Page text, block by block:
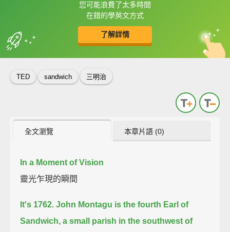
您可能浪費了太多時間
在錯的學英文方式
了解詳情
框選或點兩下字幕可以直接查字典喔！
收錄佳句 中
英
TED sandwich 三明治
全文瀏覽 本章片語 (0)
In a Moment of Vision
靈光乍現的瞬間
It's 1762. John Montagu is the fourth Earl of
Sandwich, a small parish in the southwest of